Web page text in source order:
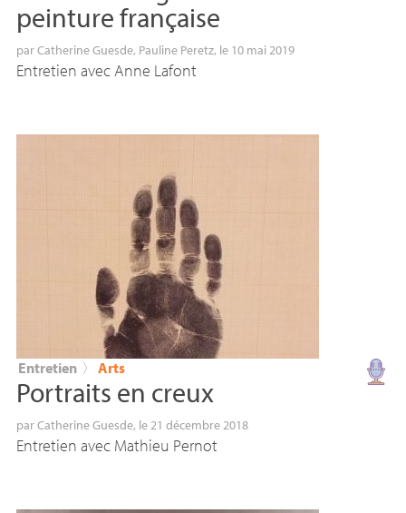
peinture française
parCatherine Guesde, Pauline Peretz, le 10 mai 2019
Entretien avec Anne Lafont
Entretien 〉 Arts
Portraits en creux
parCatherine Guesde, le 21 décembre 2018
Entretien avec Mathieu Pernot